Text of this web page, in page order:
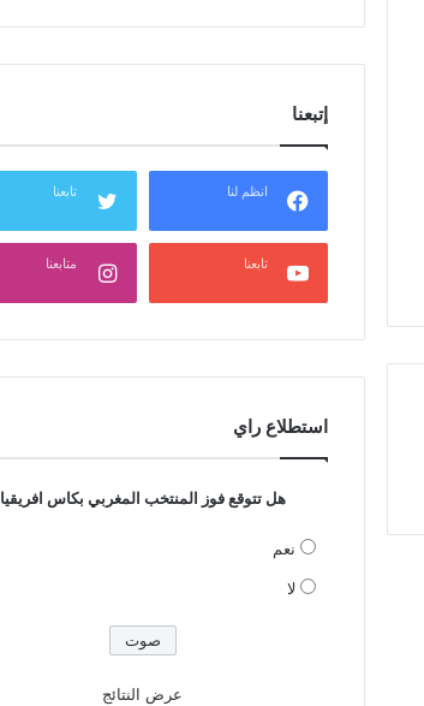
إتبعنا
انظم لنا تابعنا
تابعنا متابعنا
استطلاع راي
هل تتوقع فوز المنتخب المغربي بكاس افريقيا
نعم
لا
عرض النتائج